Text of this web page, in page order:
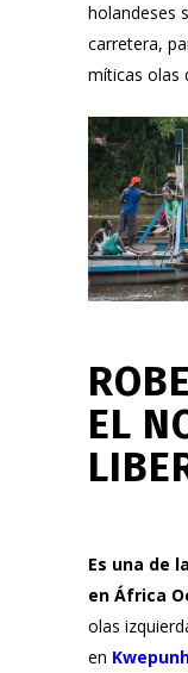
holandeses
carretera,
míticas olas
EL
Es una de
en África
olas
en